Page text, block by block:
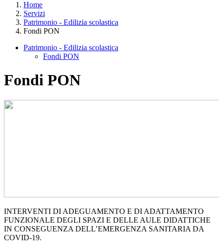
Home
Servizi
Patrimonio - Edilizia scolastica
Fondi PON
Patrimonio - Edilizia scolastica
Fondi PON
Fondi PON
INTERVENTI DI ADEGUAMENTO E DI ADATTAMENTO
FUNZIONALE DEGLI SPAZI E DELLE AULE DIDATTICHE
IN CONSEGUENZA DELL’EMERGENZA SANITARIA DA
COVID-19.